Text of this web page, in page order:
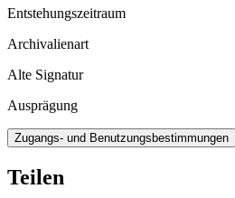
Entstehungszeitraum
Archivalienart
Alte Signatur
Ausprägung
Zugangs- und Benutzungsbestimmungen
Teilen